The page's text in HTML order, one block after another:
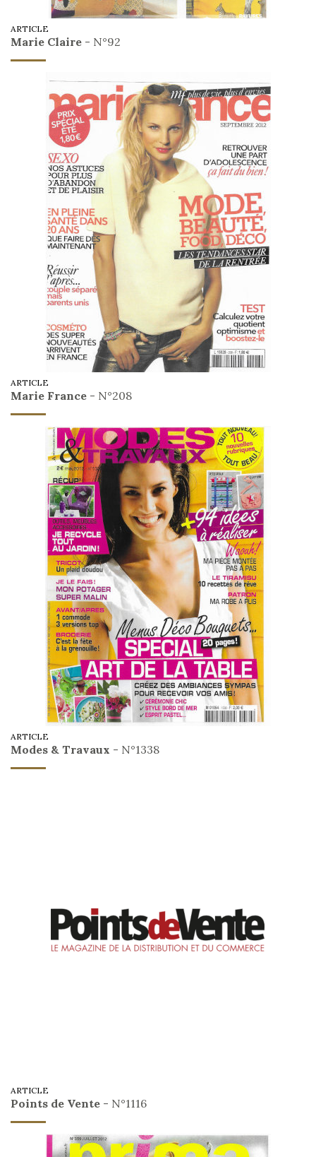
ARTICLE
Marie Claire - N°92
ARTICLE
Marie France - N°208
ARTICLE
Modes & Travaux - N°1338
ARTICLE
Points de Vente - N°1116